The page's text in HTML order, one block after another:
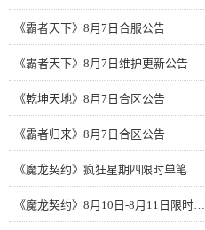
《霸者天下》8月7日合服公告
《霸者天下》8月7日维护更新公告
《乾坤天地》8月7日合区公告
《霸者归来》8月7日合区公告
《魔龙契约》疯狂星期四限时单笔返利
《魔龙契约》8月10日-8月11日限时活动累充